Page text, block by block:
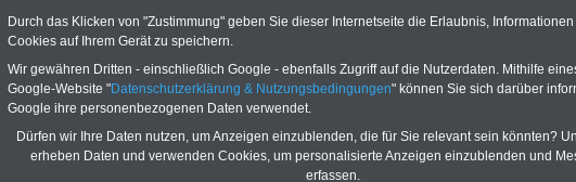
Ländern. Alle drei Ratgeber sind übersichtlich
gegliedert und erläutern auch komplizierte
Sachverhalte verständlich und kompakt (auch
geeignet fürBeamtinnen und Beamte sowie
Tarifkräfte vom Freistaat Thüringen)..
DasBEHÖRDEN-ABO
>>> kann hier bestellt
werden
herunterladen, auch für Beamtinnen und
Thüringen
geeignet: Themen der
Rund ums Geld im öffentlichen Dienst,
Beamtenrecht, Besoldung, Beihilferecht,
öffentlichen Dienst, Nebentätigkeitsrecht
Berufseinstieg im öffentlichen. Dienst.
eBooks kann man herunterladen,
Durch das Klicken von "Zustimmung" geben Sie dieser Internetseite die Erlaubnis,
Cookies auf Ihrem Gerät zu speichern.
Wir gewähren Dritten - einschließlich Google - ebenfalls Zugriff auf die Nutzerdaten. Mithilfe
Google-Website "Datenschutzerklärung & Nutzungsbedingungen" können Sie sich darüber
Google ihre personenbezogenen Daten verwendet.
Dürfen wir Ihre Daten nutzen, um Anzeigen einzublenden, die für Sie relevant sein könnten?
erheben Daten und verwenden Cookies, um personalisierte Anzeigen einzublenden und
erfassen.